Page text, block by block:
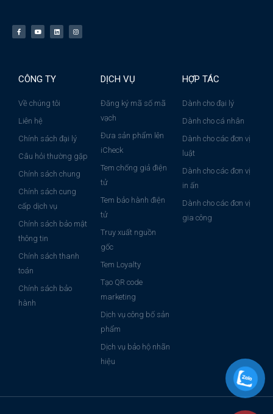
CÔNG TY
Về chúng tôi
Liên hệ
Chính sách đại lý
Câu hỏi thường gặp
Chính sách chung
Chính sách cung
cấp dịch vụ
Chính sách bảo mật
thông tin
Chính sách thanh
toán
Chính sách bảo
hành
DỊCH VỤ
Đăng ký mã số mã
vạch
Đưa sản phẩm lên
iCheck
Tem chống giả điện
tử
Tem bảo hành điện
tử
Truy xuất nguồn
gốc
Tem Loyalty
Tạo QR code
marketing
Dịch vụ công bố sản
phẩm
Dịch vụ bảo hộ nhãn
hiệu
HỢP TÁC
Dành cho đại lý
Dành cho cá nhân
Dành cho các đơn vị
luật
Dành cho các đơn vị
in ấn
Dành cho các đơn vị
gia công